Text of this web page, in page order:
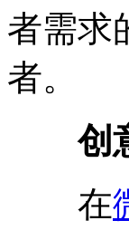
者需求
者。
创
在